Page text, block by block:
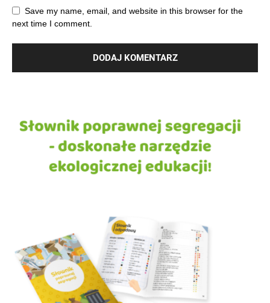
Save my name, email, and website in this browser for the
next time I comment.